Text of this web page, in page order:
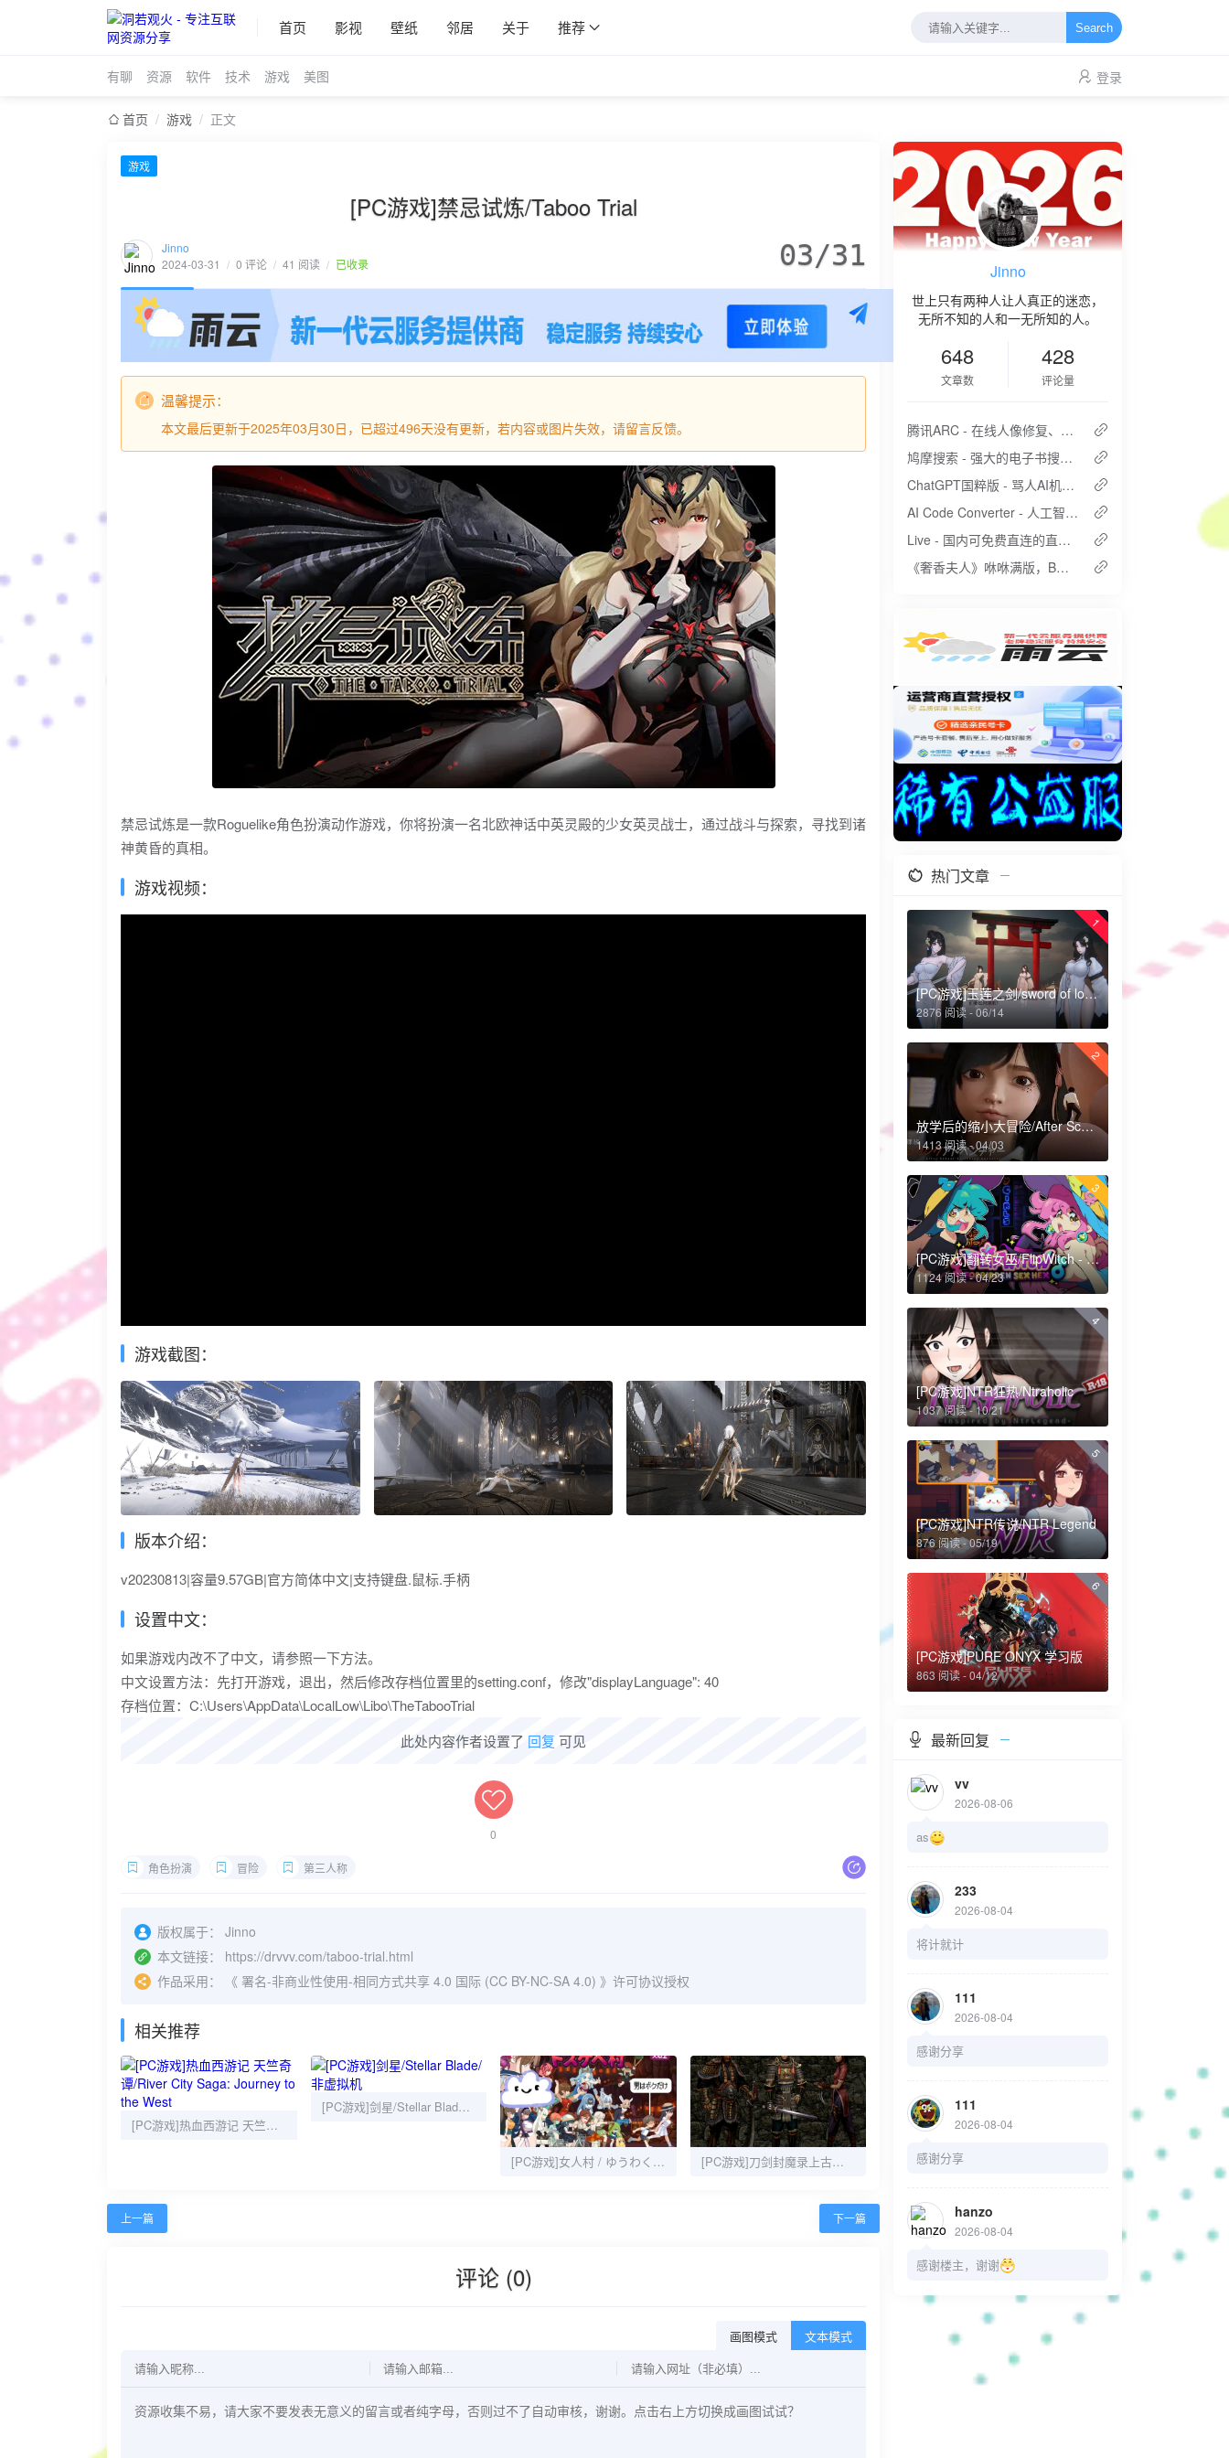
首页 影视 壁纸 邻居 关于 推荐 Search
有聊 资源 软件 技术 游戏 美图 登录
首页 / 游戏 / 正文
游戏
[PC游戏]禁忌试炼/Taboo Trial
Jinno
2024-03-31 / 0 评论 / 41 阅读 / 已收录 03/31
温馨提示：
本文最后更新于2025年03月30日，已超过496天没有更新，若内容或图片失效，请留言反馈。
禁忌试炼是一款Roguelike角色扮演动作游戏，你将扮演一名北欧神话中英灵殿的少女英灵战士，通过战斗与探索，寻找到诸
神黄昏的真相。
游戏视频：
游戏截图：
版本介绍：
v20230813|容量9.57GB|官方简体中文|支持键盘.鼠标.手柄
设置中文：
如果游戏内改不了中文，请参照一下方法。
中文设置方法：先打开游戏，退出，然后修改存档位置里的setting.conf，修改"displayLanguage": 40
存档位置：C:\Users\AppData\LocalLow\Libo\TheTabooTrial
此处内容作者设置了 回复 可见
0
角色扮演 冒险 第三人称
版权属于：
Jinno
本文链接：
https://drvvv.com/taboo-trial.html
作品采用：
《 署名-非商业性使用-相同方式共享 4.0 国际 (CC BY-NC-SA 4.0) 》许可协议授权
相关推荐
[PC游戏]热血西游记 天竺奇谭/River City Saga: Journey to the West
[PC游戏]剑星/Stellar Blade/非虚拟机
[PC游戏]女人村 / ゆうわく♡ドスケベ村 [PC游戏]刀剑封魔录上古传说
上一篇 下一篇
评论 (0)
画图模式 文本模式
Jinno
世上只有两种人让人真正的迷恋，
无所不知的人和一无所知的人。
648
文章数
428
评论量
腾讯ARC - 在线人像修复、人像抠图、动漫增强三种AI小工具！
鸠摩搜索 - 强大的电子书搜索引擎
ChatGPT国粹版 - 骂人AI机器人、怼人Chatgpt
AI Code Converter - 人工智能代码翻译器
Live - 国内可免费直连的直播源
《奢香夫人》咻咻满版，B站最强歌姬
热门文章
1
[PC游戏]玉莲之剑/sword of lotus
2876 阅读 - 06/14
2
放学后的缩小大冒险/After School Shrinking Adventure
1413 阅读 - 04/03
3
[PC游戏]翻转女巫/FlipWitch - Forbidden Sex Hex
1124 阅读 - 04/23
4
[PC游戏]NTR狂热/Ntraholic
1037 阅读 - 10/21
5
[PC游戏]NTR传说/NTR Legend
876 阅读 - 05/19
6
[PC游戏]PURE ONYX 学习版
863 阅读 - 04/12
最新回复
vv
2026-08-06
as
233
2026-08-04
将计就计
111
2026-08-04
感谢分享
111
2026-08-04
感谢分享
hanzo
2026-08-04
感谢楼主，谢谢